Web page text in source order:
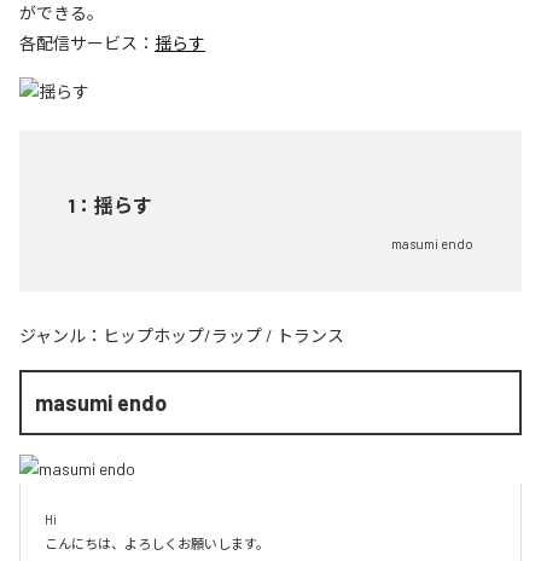
ができる。
各配信サービス： 揺らす
1 ： 揺らす
masumi endo
ジャンル： ヒップホップ/ラップ / トランス
masumi endo
Hi
こんにちは、よろしくお願いします。